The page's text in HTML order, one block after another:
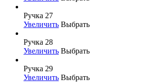
Ручка 27
Увеличить Выбрать
Ручка 28
Увеличить Выбрать
Ручка 29
Увеличить Выбрать